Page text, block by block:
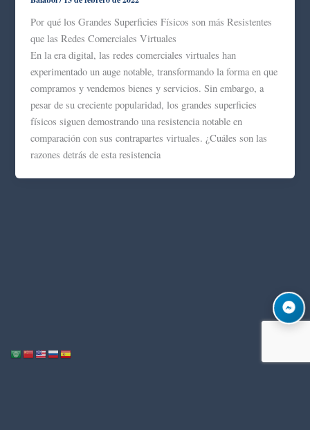
Por qué los Grandes Superficies Físicos son más Resistentes
que las Redes Comerciales Virtuales
En la era digital, las redes comerciales virtuales han
experimentado un auge notable, transformando la forma en que
compramos y vendemos bienes y servicios. Sin embargo, a
pesar de su creciente popularidad, los grandes superficies
físicos siguen demostrando una resistencia notable en
comparación con sus contrapartes virtuales. ¿Cuáles son las
razones detrás de esta resistencia